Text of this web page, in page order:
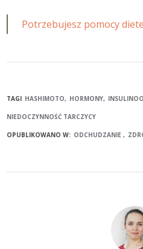
Potrzebujesz pomocy
TAGI HASHIMOTO HORMONY
NIEDOCZYNNOŚĆ TARCZYCY
OPUBLIKOWANO W: ODCHUDZANIE